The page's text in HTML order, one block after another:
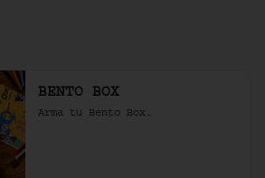
BENTO BOX
Arma tu Bento Box.